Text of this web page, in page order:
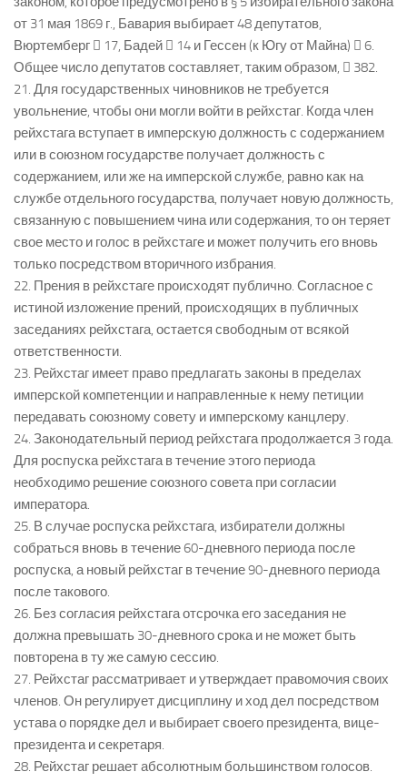
от 31 мая 1869 г., Бавария выбирает 48 депутатов,
Вюртемберг  17, Бадей  14 и Гессен (к Югу от Майна)  6.
Общее число депутатов составляет, таким образом,  382.
21. Для государственных чиновников не требуется
увольнение, чтобы они могли войти в рейхстаг. Когда член
рейхстага вступает в имперскую должность с содержанием
или в союзном государстве получает должность с
содержанием, или же на имперской службе, равно как на
службе отдельного государства, получает новую должность,
связанную с повышением чина или содержания, то он теряет
свое место и голос в рейхстаге и может получить его вновь
только посредством вторичного избрания.
22. Прения в рейхстаге происходят публично. Согласное с
истиной изложение прений, происходящих в публичных
заседаниях рейхстага, остается свободным от всякой
ответственности.
23. Рейхстаг имеет право предлагать законы в пределах
имперской компетенции и направленные к нему петиции
передавать союзному совету и имперскому канцлеру.
24. Законодательный период рейхстага продолжается 3 года.
Для роспуска рейхстага в течение этого периода
необходимо решение союзного совета при согласии
императора.
25. В случае роспуска рейхстага, избиратели должны
собраться вновь в течение 60-дневного периода после
роспуска, а новый рейхстаг в течение 90-дневного периода
после такового.
26. Без согласия рейхстага отсрочка его заседания не
должна превышать 30-дневного срока и не может быть
повторена в ту же самую сессию.
27. Рейхстаг рассматривает и утверждает правомочия своих
членов. Он регулирует дисциплину и ход дел посредством
устава о порядке дел и выбирает своего президента, вице-
президента и секретаря.
28. Рейхстаг решает абсолютным большинством голосов.